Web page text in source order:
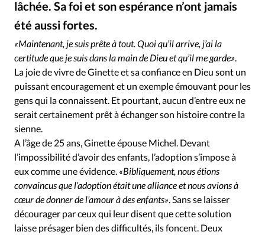
Édition: Internationale
Devise: CHF
RUBRIQUES
Tous les articles
Actualité chrétienne
Actualité internationale
Chronique
Culture
Dossier
Eglises Foi Génération réveil
Monde
Opinions
Publireportage
Relations Aujourd'hui
Société
Tour du monde des Eglises
Trait d'Ixène
Vécu
Vie Intérieure
lâchée. Sa foi et son espérance n’ont jamais
été aussi fortes.
«Maintenant, je suis prête à tout. Quoi qu’il arrive, j’ai la
certitude que je suis dans la main de Dieu et qu’il me garde»
La joie de vivre de Ginette et sa confiance en Dieu sont un
puissant encouragement et un exemple émouvant pour les
gens qui la connaissent. Et pourtant, aucun d’entre eux ne
serait certainement prêt à échanger son histoire contre la
sienne.
A l’âge de 25 ans, Ginette épouse Michel. Devant
l’impossibilité d’avoir des enfants, l’adoption s’impose à
eux comme une évidence. «Bibliquement, nous étions
convaincus que l’adoption était une alliance et nous avions à
cœur de donner de l’amour à des enfants» . Sans se laisser
décourager par ceux qui leur disent que cette solution
laisse présager bien des difficultés, ils foncent. Deux